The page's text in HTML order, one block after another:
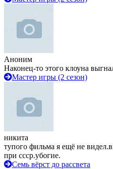
Аноним
Наконец-то этого клоуна
Мастер игры (2 сезон)
никита
тупого фильма я ещё не
при ссср.убогие.
Семь вёрст до рассвета